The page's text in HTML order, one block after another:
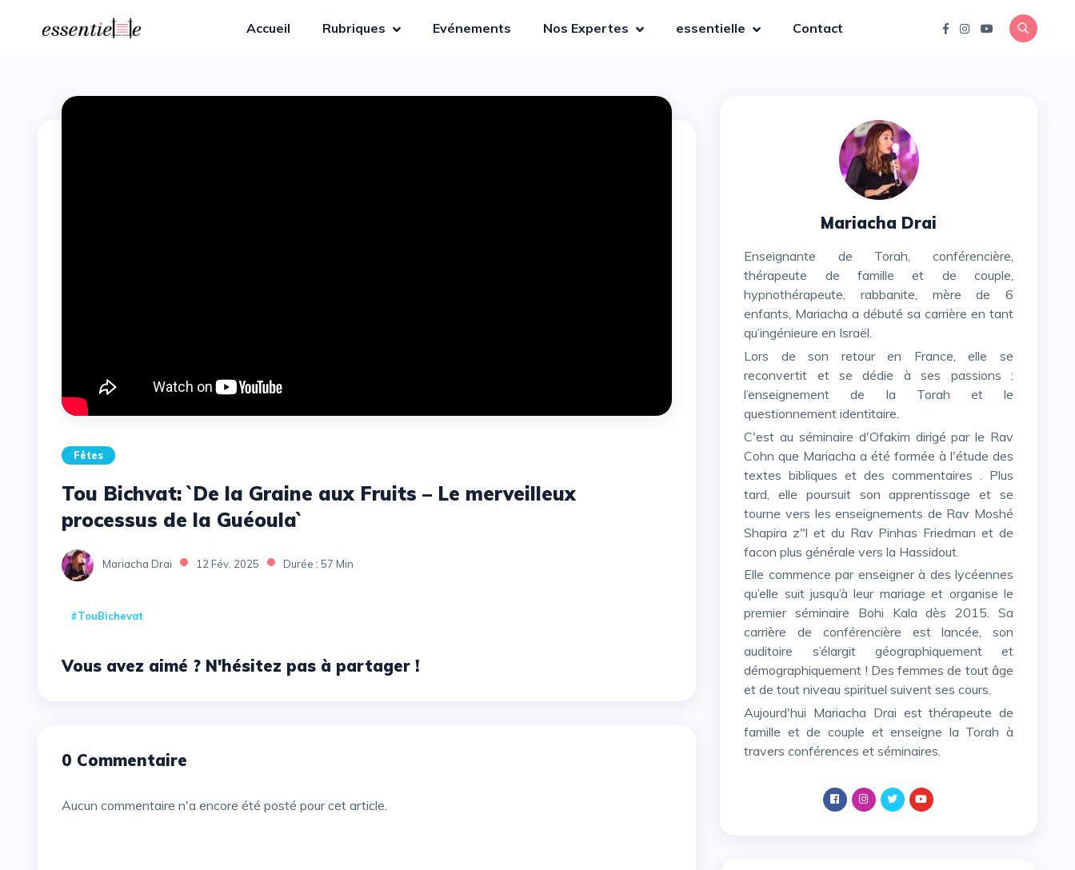
Accueil Rubriques Evénements Nos Expertes essentielle Contact
Fêtes
Tou Bichvat: `De la Graine aux Fruits – Le merveilleux
processus de la Guéoula`
Mariacha Drai 12 Fév. 2025 Durée : 57 Min
#TouBichevat
Vous avez aimé ? N'hésitez pas à partager !
0 Commentaire
Aucun commentaire n'a encore été posté pour cet article.
Mariacha Drai
Enseignante de Torah, conférencière,
thérapeute de famille et de couple,
hypnothérapeute, rabbanite, mère de 6
enfants, Mariacha a débuté sa carrière en tant
qu’ingénieure en Israël.
Lors de son retour en France, elle se
reconvertit et se dédie à ses passions :
l’enseignement de la Torah et le
questionnement identitaire.
C'est au séminaire d'Ofakim dirigé par le Rav
Cohn que Mariacha a été formée à l'étude des
textes bibliques et des commentaires . Plus
tard, elle poursuit son apprentissage et se
tourne vers les enseignements de Rav Moshé
Shapira z"l et du Rav Pinhas Friedman et de
facon plus générale vers la Hassidout.
Elle commence par enseigner à des lycéennes
qu’elle suit jusqu’à leur mariage et organise le
premier séminaire Bohi Kala dès 2015. Sa
carrière de conférencière est lancée, son
auditoire s’élargit géographiquement et
démographiquement ! Des femmes de tout âge
et de tout niveau spirituel suivent ses cours.
Aujourd'hui Mariacha Drai est thérapeute de
famille et de couple et enseigne la Torah à
travers conférences et séminaires.